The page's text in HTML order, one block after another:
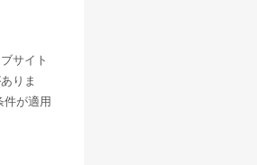
サイト
りま
が適用